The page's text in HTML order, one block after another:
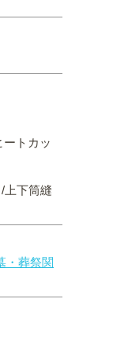
トカッ
上下筒縫
・葬祭関